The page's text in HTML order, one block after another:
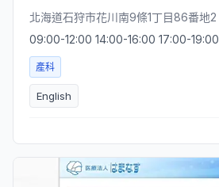
北海道石狩市花川南9條1丁目86番地2
09:00-12:00 14:00-16:00 17:00-19:00
產科
English